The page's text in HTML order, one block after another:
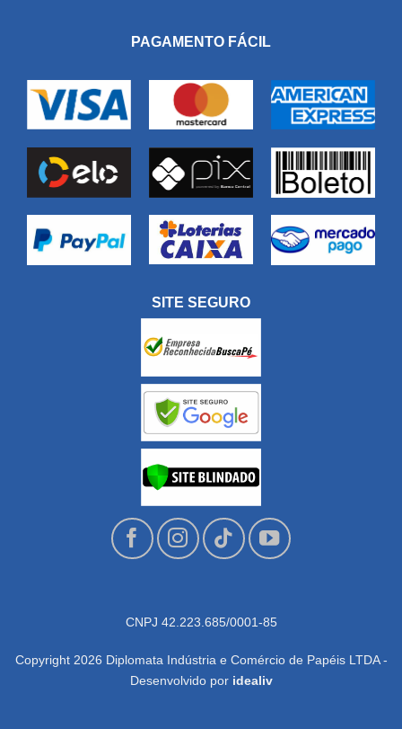
PAGAMENTO FÁCIL
SITE SEGURO
CNPJ 42.223.685/0001-85
Copyright 2026 Diplomata Indústria e Comércio de Papéis LTDA -
Desenvolvido por idealiv